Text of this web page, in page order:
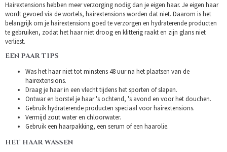
Hairextensions hebben meer verzorging nodig dan je eigen haar. Je eigen haar
wordt gevoed via de wortels, hairextensions worden dat niet. Daarom is het
belangrijk om je hairextensions goed te verzorgen en hydraterende producten
te gebruiken, zodat het haar niet droog en klitterig raakt en zijn glans niet
verliest.
EEN PAAR TIPS
Was het haar niet tot minstens 48 uur na het plaatsen van de
hairextensions.
Draag je haar in een vlecht tijdens het sporten of slapen.
Ontwar en borstel je haar 's ochtend, 's avond en voor het douchen.
Gebruik hydraterende producten speciaal voor hairextensions.
Vermijd zout water en chloorwater.
Gebruik een haarpakking, een serum of een haarolie.
HET HAAR WASSEN